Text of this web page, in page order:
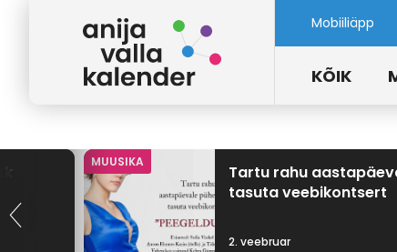
Mobiiliäpp
KÕIK
MUUSIKA
Tartu rahu
tasuta veebikontsert
2. veebruar